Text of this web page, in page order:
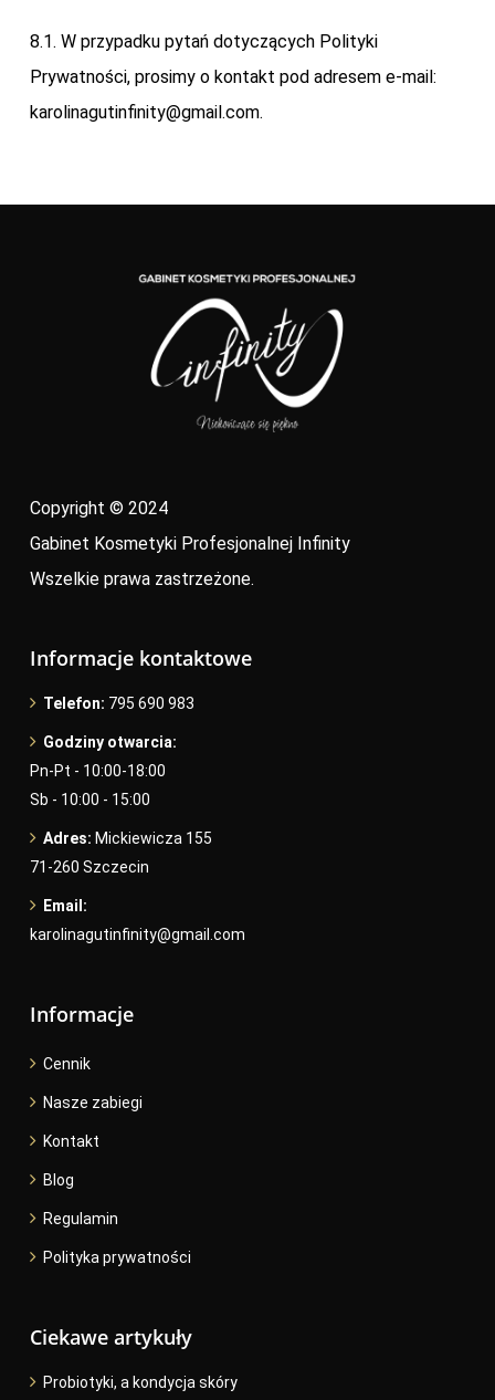
8.1. W przypadku pytań dotyczących Polityki
Prywatności, prosimy o kontakt pod adresem e-mail:
karolinagutinfinity@gmail.com.
Copyright © 2024
Gabinet Kosmetyki Profesjonalnej Infinity
Wszelkie prawa zastrzeżone.
Informacje kontaktowe
Telefon: 795 690 983
Godziny otwarcia:
Pn-Pt - 10:00-18:00
Sb - 10:00 - 15:00
Adres: Mickiewicza 155
71-260 Szczecin
Email:
karolinagutinfinity@gmail.com
Informacje
Cennik
Nasze zabiegi
Kontakt
Blog
Regulamin
Polityka prywatności
Ciekawe artykuły
Probiotyki, a kondycja skóry